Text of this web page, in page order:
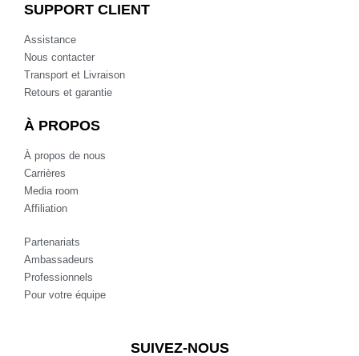
SUPPORT CLIENT
Assistance
Nous contacter
Transport et Livraison
Retours et garantie
À PROPOS
À propos de nous
Carrières
Media room
Affiliation
Partenariats
Ambassadeurs
Professionnels
Pour votre équipe
SUIVEZ-NOUS